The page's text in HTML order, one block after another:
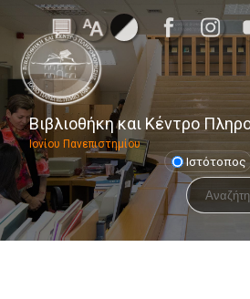
Βιβλιοθήκη και Κέντρο
Ιονίου Πανεπιστημίου
Ιστότοπος